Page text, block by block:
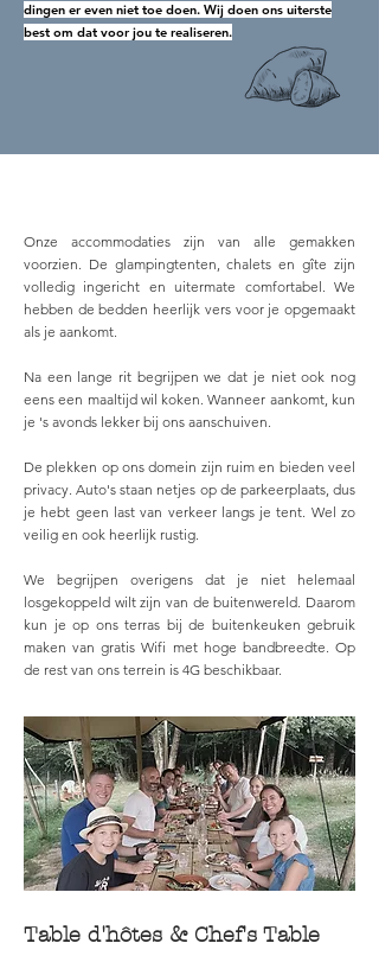
dingen er even niet toe doen. Wij doen ons uiterste
best om dat voor jou te realiseren.
Onze accommodaties zijn van alle gemakken
voorzien. De glampingtenten, chalets en gîte zijn
volledig ingericht en uitermate comfortabel. We
hebben de bedden heerlijk vers voor je opgemaakt
als je aankomt.
Na een lange rit begrijpen we dat je niet ook nog
eens een maaltijd wil koken. Wanneer aankomt, kun
je 's avonds lekker bij ons aanschuiven.
De plekken op ons domein zijn ruim en bieden veel
privacy. Auto's staan netjes op de parkeerplaats, dus
je hebt geen last van verkeer langs je tent. Wel zo
veilig en ook heerlijk rustig.
We begrijpen overigens dat je niet helemaal
losgekoppeld wilt zijn van de buitenwereld. Daarom
kun je op ons terras bij de buitenkeuken gebruik
maken van gratis Wifi met hoge bandbreedte. Op
de rest van ons terrein is 4G beschikbaar.
Table d'hôtes & Chef's Table